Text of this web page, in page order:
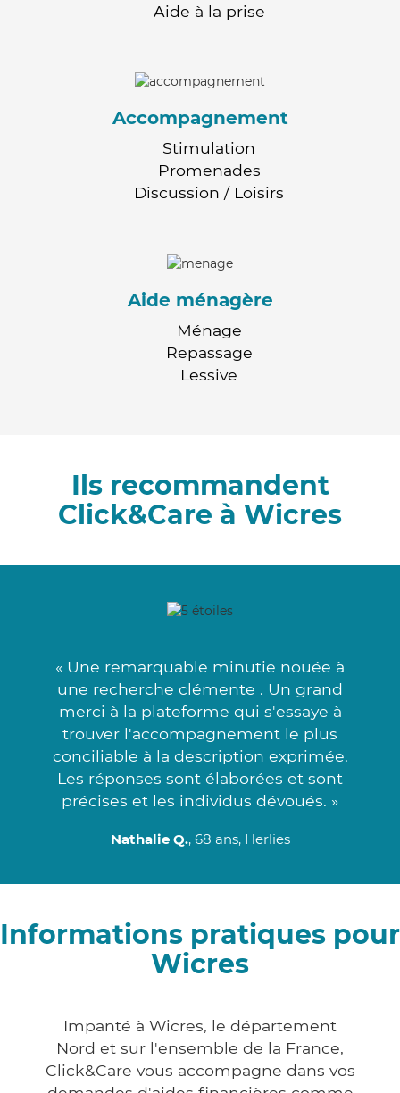
Aide à la prise
Accompagnement
Stimulation
Promenades
Discussion / Loisirs
Aide ménagère
Ménage
Repassage
Lessive
Ils recommandent
Click&Care à Wicres
« Une remarquable minutie nouée à
une recherche clémente . Un grand
merci à la plateforme qui s'essaye à
trouver l'accompagnement le plus
conciliable à la description exprimée.
Les réponses sont élaborées et sont
précises et les individus dévoués. »
Nathalie Q., 68 ans, Herlies
Informations pratiques pour
Wicres
Impanté à Wicres, le département
Nord et sur l'ensemble de la France,
Click&Care vous accompagne dans vos